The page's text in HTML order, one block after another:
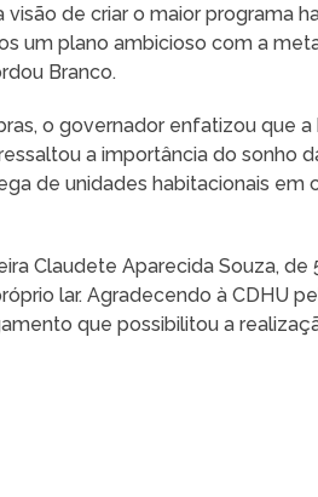
de criar o maior programa
um plano ambicioso com a
Branco.
o governador enfatizou que
a importância do sonho
de unidades habitacionais
Claudete Aparecida Souza, de
lar. Agradecendo à CDHU
que possibilitou a